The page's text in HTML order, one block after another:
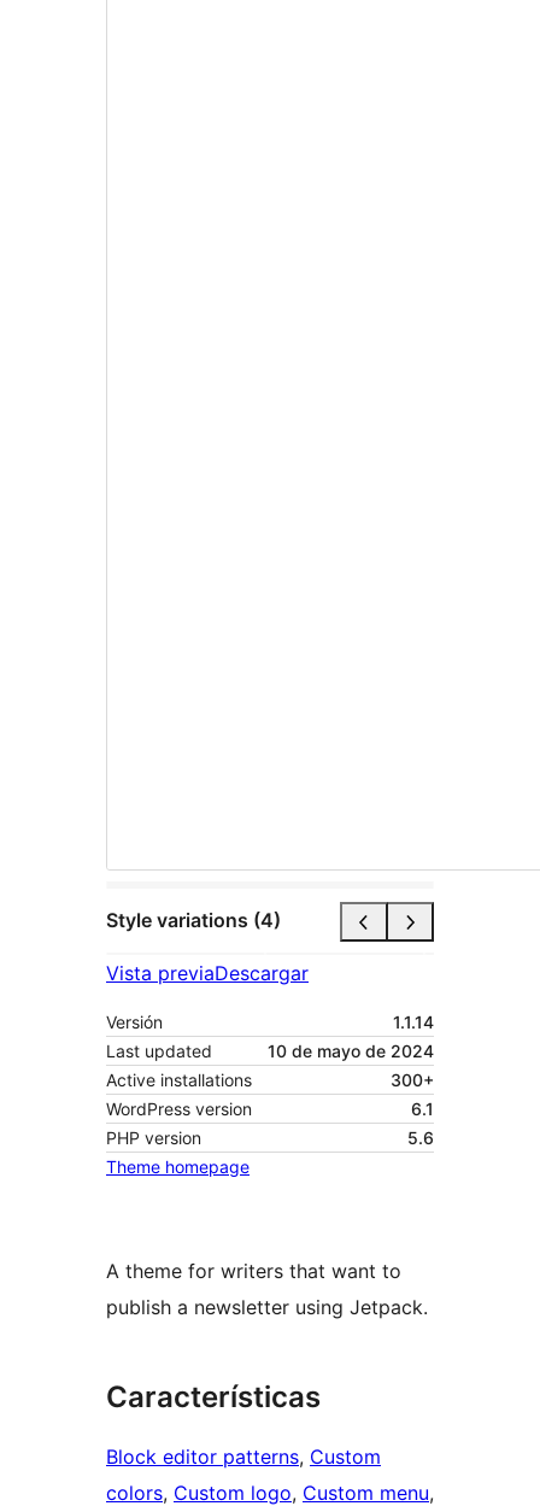
Style variations (4)
Vista previaDescargar
Versión
1.1.14
Last updated
10 de mayo de 2024
Active installations
300+
WordPress version
6.1
PHP version
5.6
Theme homepage
A theme for writers that want to
publish a newsletter using Jetpack.
Características
Block editor patterns, Custom
colors, Custom logo, Custom menu